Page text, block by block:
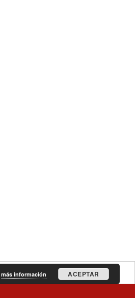
más información ACEPTAR